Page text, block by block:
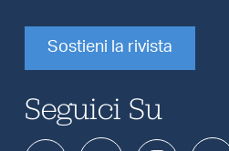
Sostieni la rivista
Seguici Su